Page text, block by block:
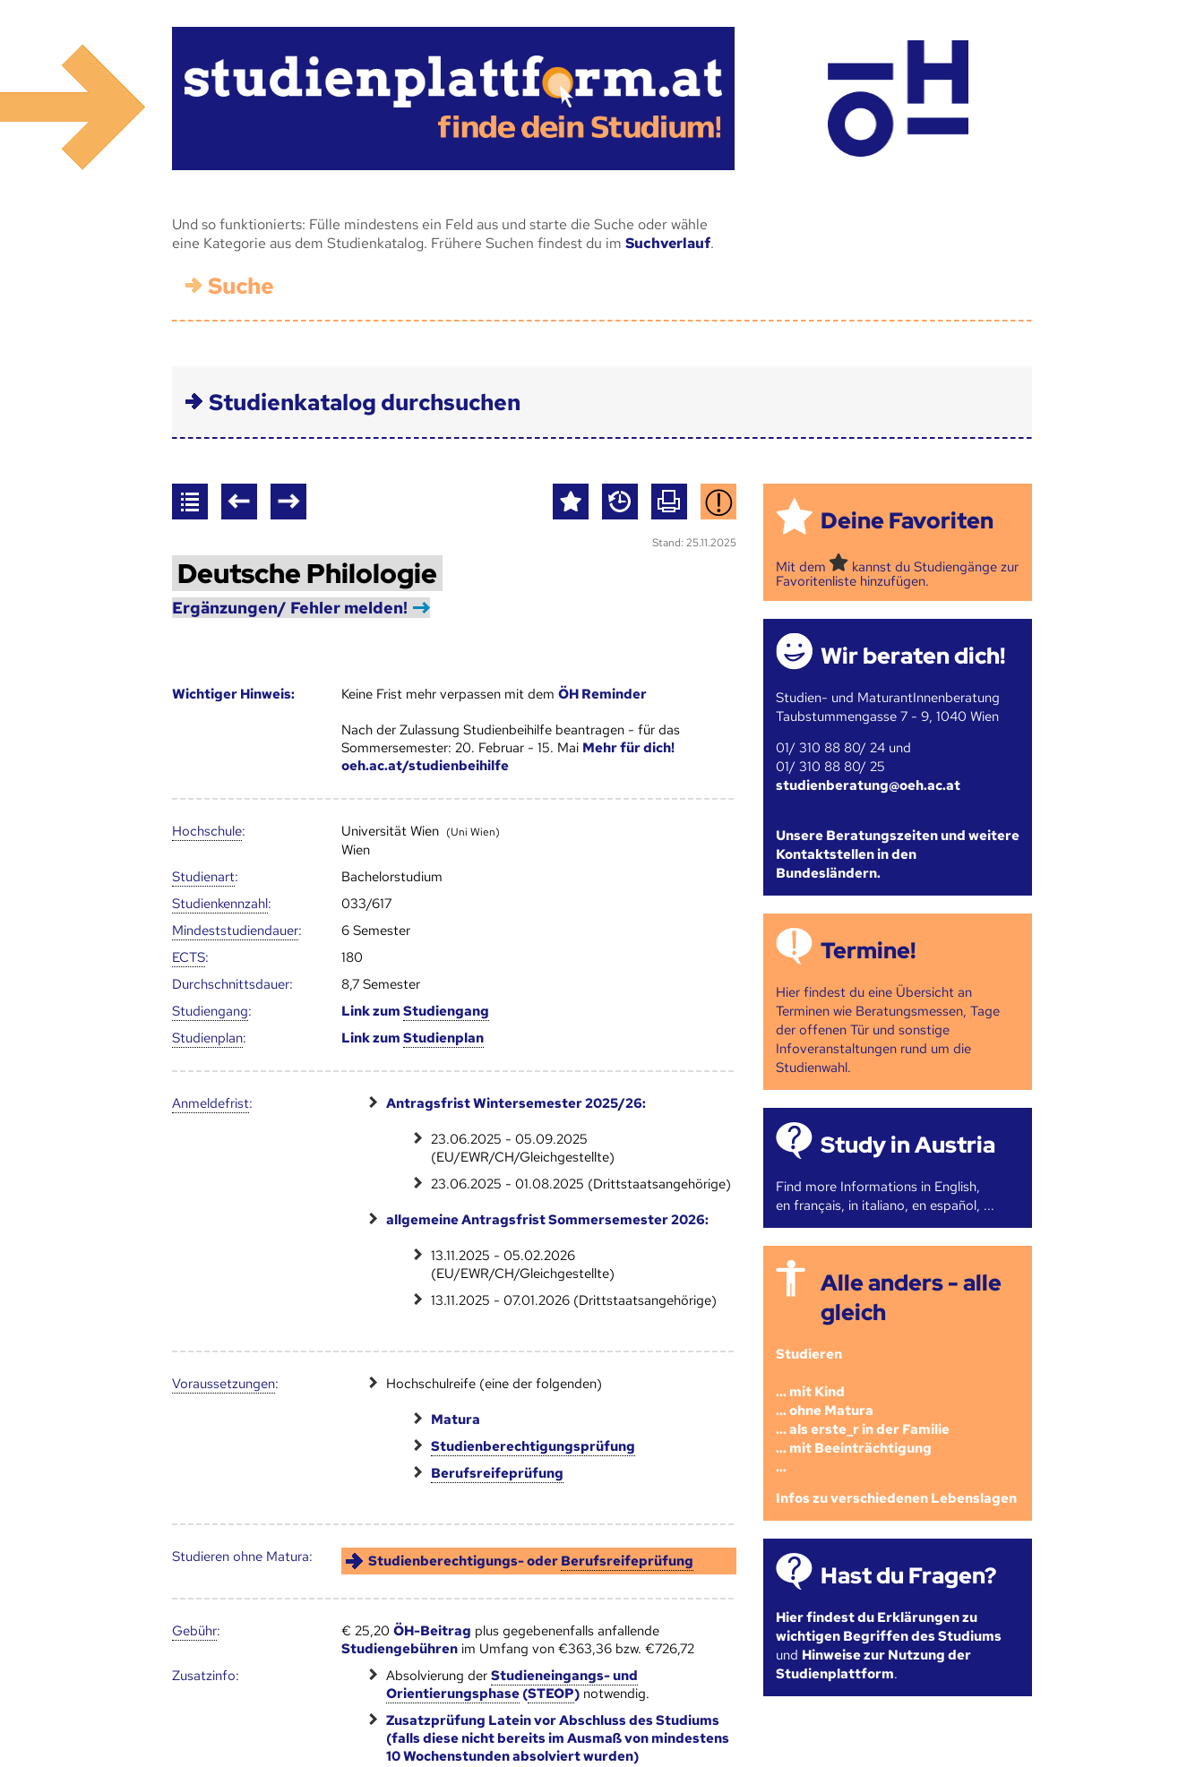
Und so funktionierts: Fülle mindestens ein Feld aus und starte die Suche oder wähle
eine Kategorie aus dem Studienkatalog. Frühere Suchen findest du im Suchverlauf.
Suche
Studienkatalog durchsuchen
Stand: 25.11.2025
Deutsche Philologie
Ergänzungen/ Fehler melden!
Wich­ti­ger Hin­weis: Keine Frist mehr verpassen mit dem ÖH Reminder
Nach der Zulassung Studienbeihilfe beantragen - für das
Sommersemester: 20. Februar - 15. Mai Mehr für dich!
oeh.ac.at/studienbeihilfe
Hoch­schule: Universität Wien (Uni Wien)
Wien
Studienart:
Bachelorstudium
Studien­kenn­zahl:
033/617
Mindest­studien­dauer:
6 Semester
ECTS:
180
Durch­schnitts­dauer:
8,7 Semester
Studien­gang: Link zum Studien­gang
Studien­plan: Link zum Studien­plan
Anmelde­frist: Antragsfrist Wintersemester 2025/26:
23.06.2025 - 05.09.2025
(EU/EWR/CH/Gleichgestellte)
23.06.2025 - 01.08.2025 (Drittstaatsangehörige)
allgemeine Antragsfrist Sommersemester 2026:
13.11.2025 - 05.02.2026
(EU/EWR/CH/Gleichgestellte)
13.11.2025 - 07.01.2026 (Drittstaatsangehörige)
Voraus­setzungen: Hochschulreife (eine der folgenden)
Matura
Studienberechtigungsprüfung
Berufsreifeprüfung
Studieren ohne Matura: Studienberechtigungs- oder Berufsreifeprüfung
Gebühr: € 25,20 ÖH-Beitrag plus gegebenenfalls anfallende
Studiengebührenim Umfang von €363,36 bzw. €726,72
Zusatz­info:
Absolvierung der Studieneingangs- und
Orientierungsphase(STEOP)notwendig.
Zusatzprüfung Latein vor Abschluss des Studiums
(falls diese nicht bereits im Ausmaß von mindestens
10 Wochenstunden absolviert wurden)
Deine Favoriten
Mit dem
kannst du Studiengänge zur
Favoritenliste hinzufügen.
Wir beraten dich!
Studien- und MaturantInnenberatung
Taubstummengasse 7 - 9, 1040 Wien
01/ 310 88 80/ 24 und
01/ 310 88 80/ 25
studienberatung@oeh.ac.at
Unsere Beratungszeiten und weitere
Kontaktstellen in den
Bundesländern.
Termine!
Hier findest du eine Übersicht an
Terminen wie Beratungsmessen, Tage
der offenen Tür und sonstige
Infoveranstaltungen rund um die
Studienwahl.
Study in Austria
Find more Informations in English,
en français, in italiano, en español, ...
Alle anders - alle
gleich
Studieren
... mit Kind
... ohne Matura
... als erste_r in der Familie
... mit Beeinträchtigung
...
Infos zu verschiedenen Lebenslagen
Hast du Fragen?
Hier findest du Erklärungen zu
wichtigen Begriffen des Studiums
und Hinweise zur Nutzung der
Studienplattform.